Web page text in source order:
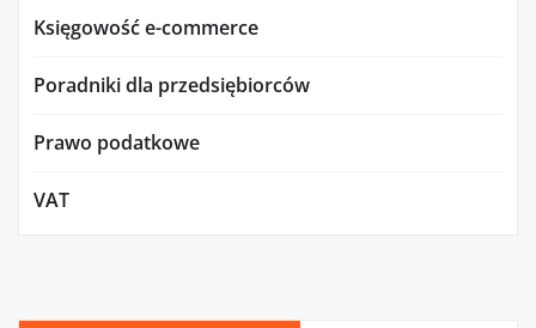
Księgowość e-commerce
Poradniki dla przedsiębiorców
Prawo podatkowe
VAT